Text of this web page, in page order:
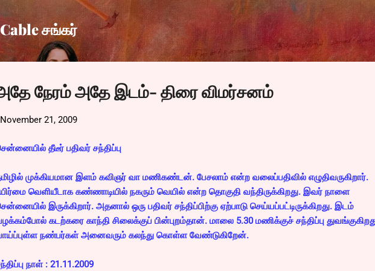
Skip to main content
Cable சங்கர்
நேரம் அதே இடம்- திரை விமர்சனம்
November 21, 2009
தீடீர் பதிவர் சந்திப்பு
முக்கியமான இளம் கவிஞர் வா மணிகண்டன். பேசலாம் என்ற வலைப்பதிவில் எழுதிவருகிறார்.
வெளியீடாக கண்ணாடியில் நகரும் வெயில் என்ற தொகுதி வந்திருக்கிறது. இவர் நாளை
இருக்கிறார். அதனால் ஒரு பதிவர் சந்திப்பிற்கு ஏற்பாடு செய்யப்பட்டிருக்கிறது. இடம்
கடற்கரை காந்தி சிலைக்குப் பின்புறம்தான். மாலை 5.30 மணிக்குச் சந்திப்பு
நண்பர்கள் அனைவரும் கலந்து கொள்ள வேண்டுகிறேன்.
நாள் : 21.11.2009